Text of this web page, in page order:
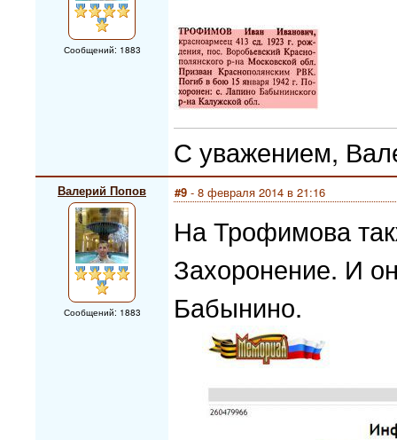
Сообщений: 1883
С уважением,
Валерий Попов
Сообщений: 1883
#9 - 8 февраля 2014 в 21:16
На Трофимова
Захоронение. И
Бабынино.